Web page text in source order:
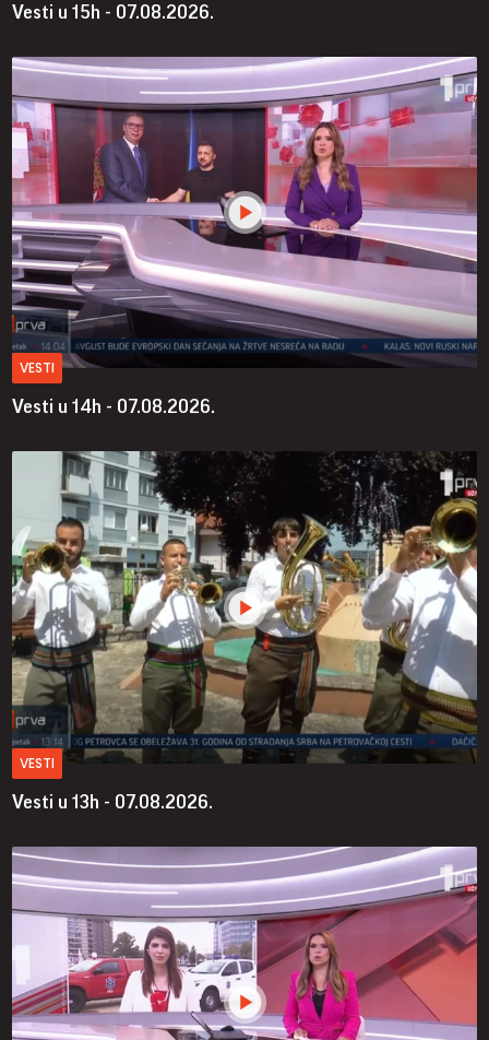
Vesti u 15h - 07.08.2026.
VESTI
Vesti u 14h - 07.08.2026.
VESTI
Vesti u 13h - 07.08.2026.